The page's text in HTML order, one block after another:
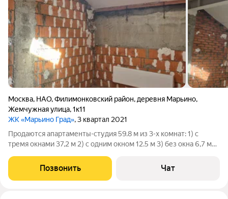
Москва, НАО,Филимонковский район, деревня Марьино,
Жемчужная улица,1к11
ЖК «Марьино Град», 3 квартал 2021
Продаются апартаменты-студия 59.8 м из 3-х комнат: 1) с
тремя окнами 37,2 м 2) с одним окном 12.5 м 3) без окна 6,7 м
Входная зона с новыми металлическими дверями и чистовым
ремонтом в общем
Позвонить Чат